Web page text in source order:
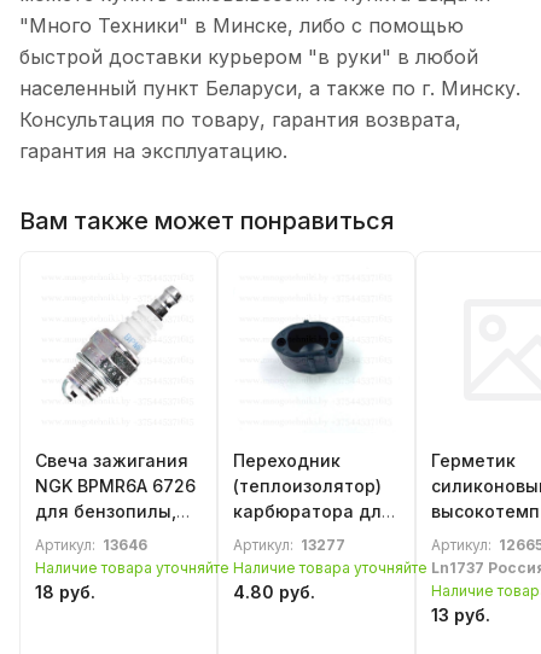
"Много Техники" в Минске, либо с помощью
быстрой доставки курьером "в руки" в любой
населенный пункт Беларуси, а также по г. Минску.
Консультация по товару, гарантия возврата,
гарантия на эксплуатацию.
Вам также может понравиться
Свеча зажигания
NGK BPMR6A 6726
для бензопилы,
бензотриммера,
мотокосы
Артикул: 13646
Наличие товара уточняйте
18 руб.
Переходник
(теплоизолятор)
карбюратора для
китайской
бензопилы серии
6200
Артикул: 13277
Наличие товара уточняйте
4.80 руб.
Герметик
красный,
Артикул:
Ln1737
Наличие
13 руб.